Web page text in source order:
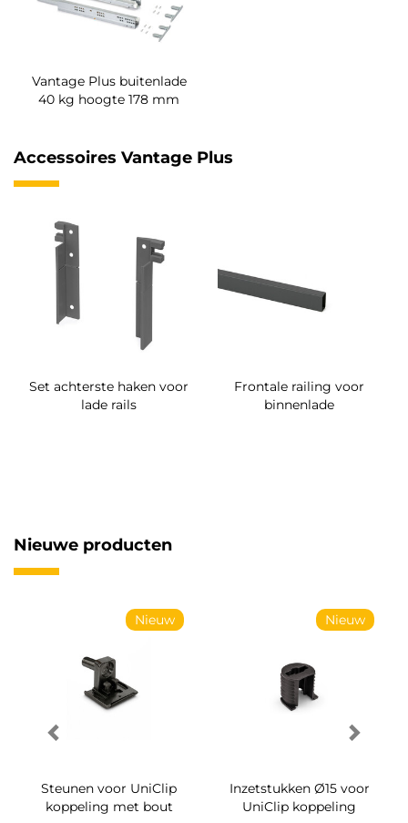
Vantage Plus buitenlade
40 kg hoogte 178 mm
Accessoires Vantage Plus
Set achterste haken voor
lade rails
Frontale railing voor
binnenlade
Nieuwe producten
Nieuw
Steunen voor UniClip
koppeling met bout
Nieuw
Inzetstukken Ø15 voor
UniClip koppeling